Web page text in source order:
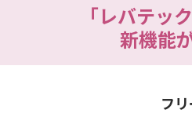
「レバテッ
新機能
フ